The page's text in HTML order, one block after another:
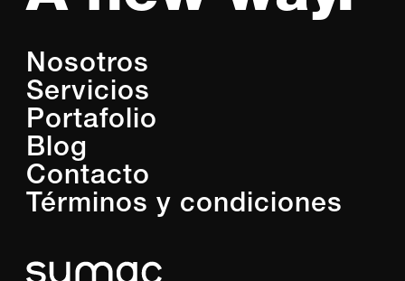
Nosotros
Servicios
Portafolio
Blog
Contacto
Términos y condiciones